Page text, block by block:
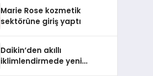
Aldı
Marie Rose kozmetik
sektörüne giriş yaptı
Daikin’den akıllı
iklimlendirmede yeni